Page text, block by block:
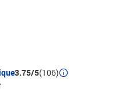
structure en
robustesse et
: le canapé est très
et les oreillers de dossier
d'un design simple mais
à attirer l'attention dans
tissu (100 % polyester),
3.75/5(106)